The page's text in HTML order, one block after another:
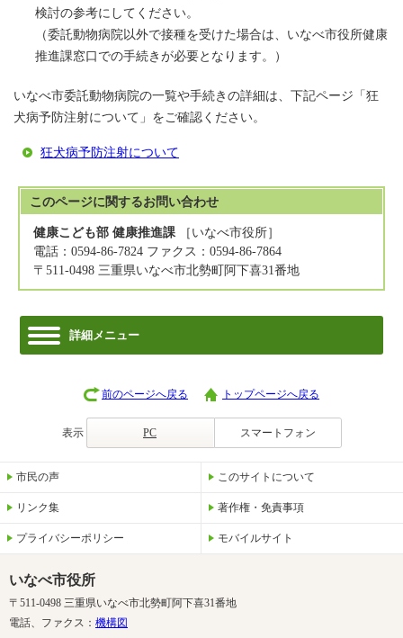
検討の参考にしてください。
（委託動物病院以外で接種を受けた場合は、いなべ市役所健康
推進課窓口での手続きが必要となります。）
いなべ市委託動物病院の一覧や手続きの詳細は、下記ページ「狂
犬病予防注射について」をご確認ください。
狂犬病予防注射について
このページに関するお問い合わせ
健康こども部 健康推進課 ［いなべ市役所］
電話：0594-86-7824 ファクス：0594-86-7864
〒511-0498 三重県いなべ市北勢町阿下喜31番地
詳細メニュー
前のページへ戻る トップページへ戻る
表示 PC スマートフォン
市民の声 このサイトについて
リンク集 著作権・免責事項
プライバシーポリシー モバイルサイト
いなべ市役所
〒511-0498 三重県いなべ市北勢町阿下喜31番地
電話、ファクス： 機構図